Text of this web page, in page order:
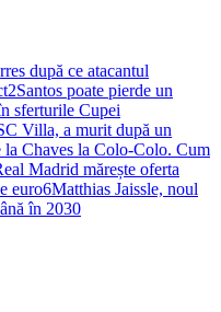
după ce atacantul
2Santos poate pierde un
sferturile Cupei
Villa, a murit după un
la Chaves la Colo-Colo. Cum
Madrid mărește oferta
euro6Matthias Jaissle, noul
în 2030